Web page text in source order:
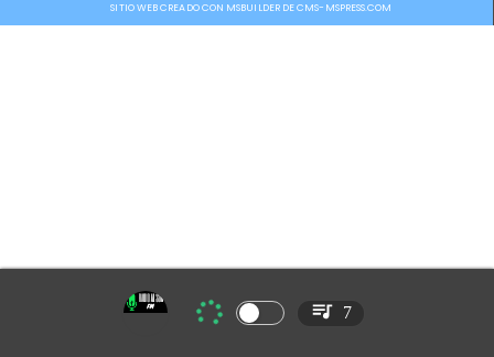
SITIO WEB CREADO CON MSBUILDER DE CMS-MSPRESS.COM
7